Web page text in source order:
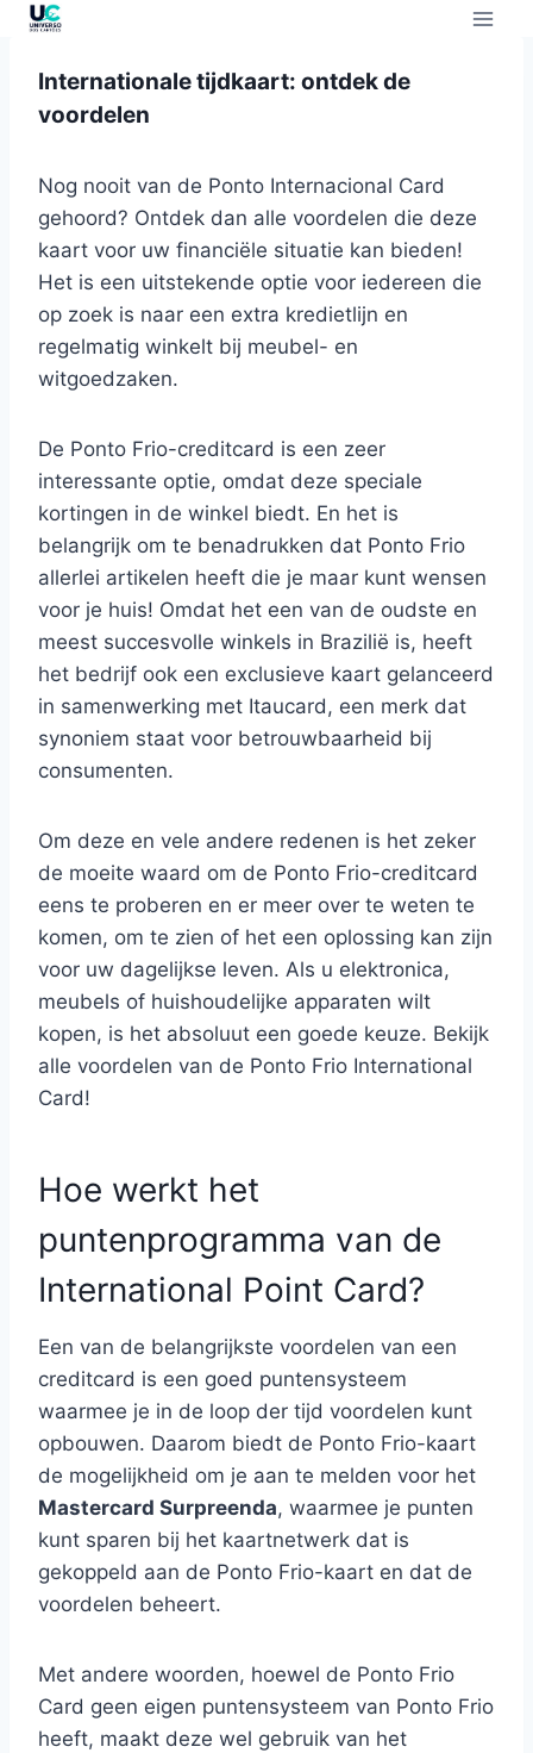
Internationale tijdkaart: ontdek de
voordelen
Nog nooit van de Ponto Internacional Card
gehoord? Ontdek dan alle voordelen die deze
kaart voor uw financiële situatie kan bieden!
Het is een uitstekende optie voor iedereen die
op zoek is naar een extra kredietlijn en
regelmatig winkelt bij meubel- en
witgoedzaken.
De Ponto Frio-creditcard is een zeer
interessante optie, omdat deze speciale
kortingen in de winkel biedt. En het is
belangrijk om te benadrukken dat Ponto Frio
allerlei artikelen heeft die je maar kunt wensen
voor je huis! Omdat het een van de oudste en
meest succesvolle winkels in Brazilië is, heeft
het bedrijf ook een exclusieve kaart gelanceerd
in samenwerking met Itaucard, een merk dat
synoniem staat voor betrouwbaarheid bij
consumenten.
Om deze en vele andere redenen is het zeker
de moeite waard om de Ponto Frio-creditcard
eens te proberen en er meer over te weten te
komen, om te zien of het een oplossing kan zijn
voor uw dagelijkse leven. Als u elektronica,
meubels of huishoudelijke apparaten wilt
kopen, is het absoluut een goede keuze. Bekijk
alle voordelen van de Ponto Frio International
Card!
Hoe werkt het
puntenprogramma van de
International Point Card?
Een van de belangrijkste voordelen van een
creditcard is een goed puntensysteem
waarmee je in de loop der tijd voordelen kunt
opbouwen. Daarom biedt de Ponto Frio-kaart
de mogelijkheid om je aan te melden voor het
Mastercard Surpreenda, waarmee je punten
kunt sparen bij het kaartnetwerk dat is
gekoppeld aan de Ponto Frio-kaart en dat de
voordelen beheert.
Met andere woorden, hoewel de Ponto Frio
Card geen eigen puntensysteem van Ponto Frio
heeft, maakt deze wel gebruik van het